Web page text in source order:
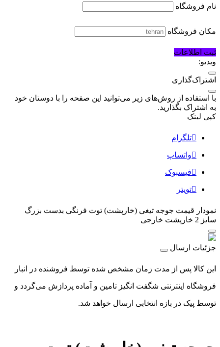
نام فروشگاه
مکان فروشگاه
ثبت اطلاعات
ویدیو:
اشتراک‌گذاری
با استفاده از روش‌های زیر می‌توانید این صفحه را با دوستان خود
به اشتراک بگذارید.
کپی لینک
تلگرام
واتساپ
فیسبوک
تویتر
نمودار قیمت جوجه تیغی (خارپشت) توت فرنگی بدست بزرگ
سایز 2 خارپشت خارجی
جزئیات ارسال
این کالا پس از مدت زمان مشخص شده توسط فروشنده در انبار
فروشگاه اینترنتی شگفت انگیز تامین و آماده پردازش می‌گردد و
توسط پیک در بازه انتخابی ارسال خواهد شد.